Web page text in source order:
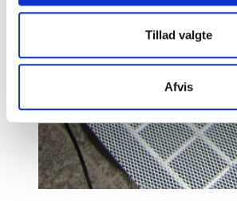
Tillad valgte
Afvis